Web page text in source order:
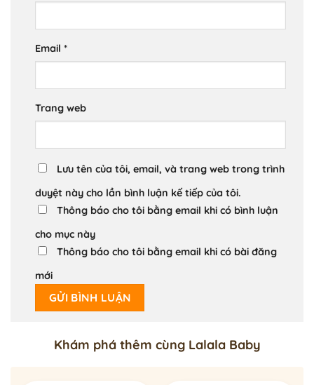
Email *
Trang web
Lưu tên của tôi, email, và trang web trong trình
duyệt này cho lần bình luận kế tiếp của tôi.
Thông báo cho tôi bằng email khi có bình luận
cho mục này
Thông báo cho tôi bằng email khi có bài đăng
mới
Khám phá thêm cùng Lalala Baby